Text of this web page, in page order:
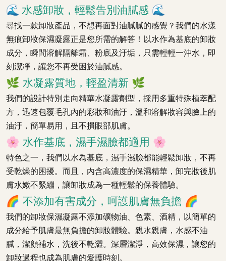
🌊 水感卸妝，輕鬆告別油膩感 🌊
尋找一款卸妝產品，不想再面對油膩膩的感覺？我們的水漾
無痕卸妝保濕凝露正是您所需的解答！以水作為基底的卸妝
成分，瞬間溶解隔離霜、粉底及汙垢，只需輕輕一沖水，即
刻潔凈，讓您不再受困於油膩感。
🌿 水凝露質地，輕盈清新 🌿
我們的設計特別走向精華水凝露劑型，採用多重特殊植萃配
方，迅速包覆毛孔內的彩妝和油汙，溫和溶解妝容與臉上的
油汙，簡單易用，且不損眼部肌膚。
🌸 水作基底，濕手濕臉都適用 🌸
特色之一，我們以水為基底，濕手濕臉都能輕鬆卸妝，不再
受乾燥的困擾。而且，內含高濃度的保濕精華，卸完妝後肌
膚水嫩不緊繃，讓卸妝成為一種輕鬆的保養體驗。
🌈 不添加有害成分，呵護肌膚無負擔 🌈
我們的卸妝保濕凝露不添加礦物油、色素、酒精，以簡單的
成分給予肌膚最無負擔的卸妝體驗。親水親膚，水感不油
膩，潔顏補水，洗後不乾澀。深層潔淨，高效保濕，讓您的
卸妝過程也成為肌膚的愛護時刻。